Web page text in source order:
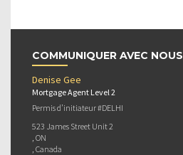
COMMUNIQUER AVEC NOUS
Denise Gee
Mortgage Agent Level 2
Permis d’initiateur #DELHI
523 James Street Unit 2
, ON
, Canada